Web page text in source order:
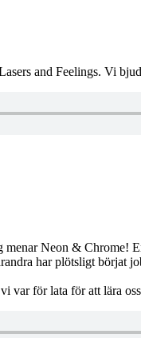
and Feelings. Vi
Neon & Chrome!
har plötsligt
var för lata för att lära